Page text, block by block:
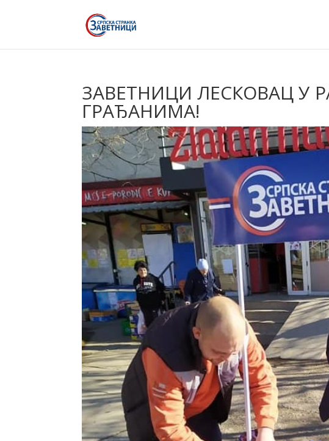
ЗАВЕТНИЦИ ЛЕСКОВАЦ У
ГРАЂАНИМА!